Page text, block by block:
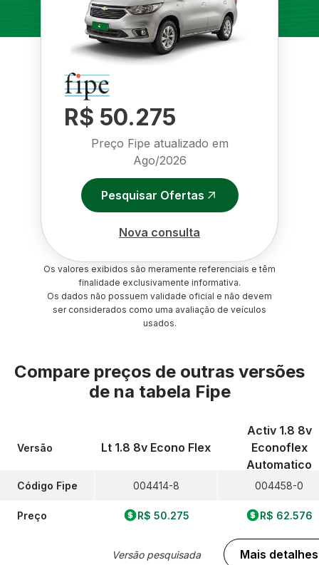
R$ 50.275
Preço Fipe atualizado em
Ago/2026
Pesquisar Ofertas
Nova consulta
Os valores exibidos são meramente referenciais e têm
finalidade exclusivamente informativa.
Os dados não possuem validade oficial e não devem
ser considerados como uma avaliação de veículos
usados.
Compare preços de outras versões
de na tabela Fipe
Versão
Código Fipe
Preço
Lt 1.8 8v Econo Flex
004414-8
R$ 50.275
Versão pesquisada
Activ 1.8 8v
Econoflex
Automatico
004458-0
R$ 62.576
Mais detalhes